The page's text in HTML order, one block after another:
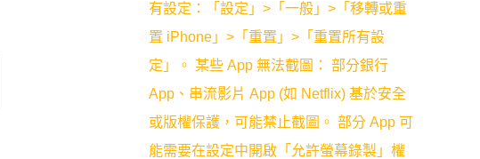
有設定：「設定」>「一般」>「移轉或重
置 iPhone」>「重置」>「重置所有設
定」。 某些 App 無法截圖： 部分銀行
App、串流影片 App (如 Netflix) 基於安全
或版權保護，可能禁止截圖。 部分 App 可
能需要在設定中開啟「允許螢幕錄製」權